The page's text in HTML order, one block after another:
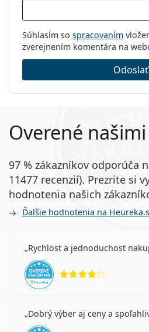
Súhlasím so spracovaním
zverejnením komentára na
Odoslať
Overené
97 % zákazníkov odporúča
11477 recenzií). Prezrite si
hodnotenia našich
Ďalšie hodnotenia na
Rychlost a jednoduchost
Dobrý výber aj ceny a